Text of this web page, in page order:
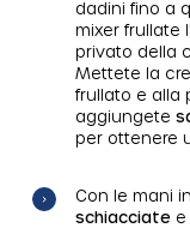
dadini fino a
mixer frullate l'
privato della
Mettete la
frullato e alla
aggiungete
per ottenere
Con le mani
schiacciate e